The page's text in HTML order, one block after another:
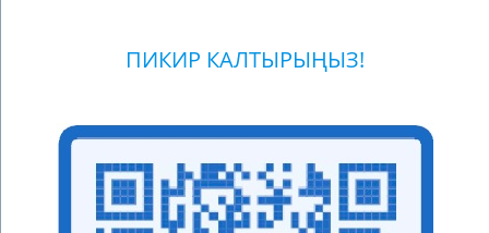
ПИКИР КАЛТЫРЫҢЫЗ!